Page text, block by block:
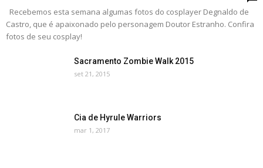
Recebemos esta semana algumas fotos do cosplayer Degnaldo de
Castro, que é apaixonado pelo personagem Doutor Estranho. Confira
fotos de seu cosplay!
Sacramento Zombie Walk 2015
set 21, 2015
Cia de Hyrule Warriors
mar 1, 2017